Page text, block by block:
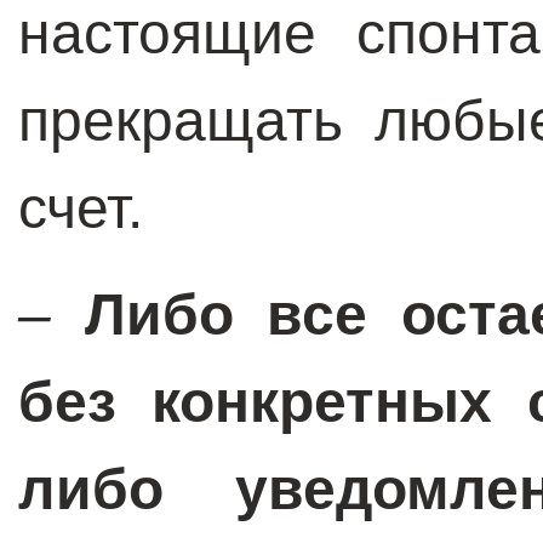
настоящие
прекращать
счет.
– Либо все
без конкретных
либо